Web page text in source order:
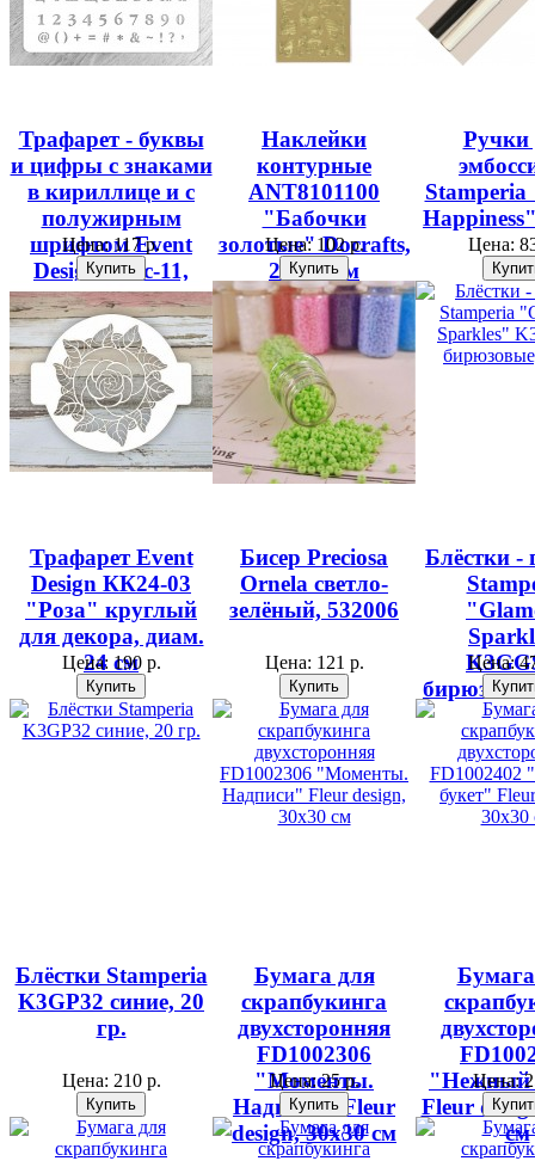
Трафарет - буквы
и цифры с знаками
в кириллице и с
полужирным
шрифтом Event
Design Шрс-11,
15х15 см
Цена:117 р.
Наклейки
контурные
ANT8101100
"Бабочки
золотые" Docrafts,
23х10 см
Цена:102 р.
Ручки
Stamperia
Цена:
Трафарет Event
Design КК24-03
"Роза" круглый
для декора, диам.
24 см
Цена: 190 р.
Бисер Preciosa
Ornela светло-
зелёный, 532006
Цена: 121 р.
Блёстки -
Цена:
Блёстки Stamperia
K3GP32 синие, 20
гр.
Цена: 210 р.
Бумага для
скрапбукинга
двухсторонняя
FD1002306
"Моменты.
Надписи" Fleur
design, 30х30 см
Цена:25 р.
"Нежный
Fleur
см
Цена: